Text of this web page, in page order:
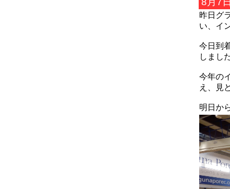
昨日グ
い、イ
今日到
しまし
今年の
え、見
明日か